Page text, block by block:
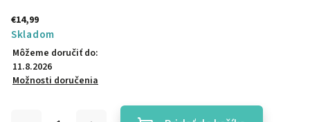
€14,99
Skladom
Môžeme doručiť do:
11.8.2026
Možnosti doručenia